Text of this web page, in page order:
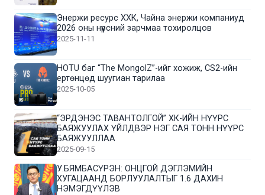
Энержи ресурс ХХК, Чайна энержи компаниуд
2026 оны нүүрсний зарчмаа тохиролцов
2025-11-11
HOTU баг “The MongolZ”-ийг хожиж, CS2-ийн
ертөнцөд шуугиан тарилаа
2025-10-05
“ЭРДЭНЭС ТАВАНТОЛГОЙ” ХК-ИЙН НҮҮРС
БАЯЖУУЛАХ ҮЙЛДВЭР НЭГ САЯ ТОНН НҮҮРС
БАЯЖУУЛЛАА
2025-09-15
У.БЯМБАСҮРЭН: ОНЦГОЙ ДЭГЛЭМИЙН
ХУГАЦААНД БОРЛУУЛАЛТЫГ 1.6 ДАХИН
НЭМЭГДҮҮЛЭВ